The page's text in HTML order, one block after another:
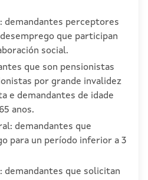
demandantes perceptores
que participan
social.
que son pensionistas
por grande invalidez
e demandantes de idade
anos.
demandantes que
para un período inferior a 3
demandantes que solicitan